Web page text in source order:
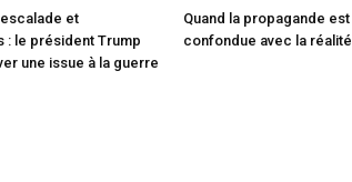
et
: le président Trump
une issue à la guerre
Quand la propagande est
confondue avec la réalité